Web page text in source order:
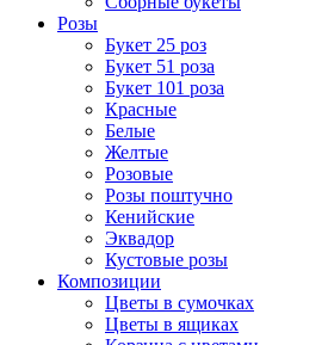
Розы
Букет 25 роз
Букет 51 роза
Букет 101 роза
Красные
Белые
Желтые
Розовые
Розы поштучно
Кенийские
Эквадор
Кустовые розы
Композиции
Цветы в сумочках
Цветы в ящиках